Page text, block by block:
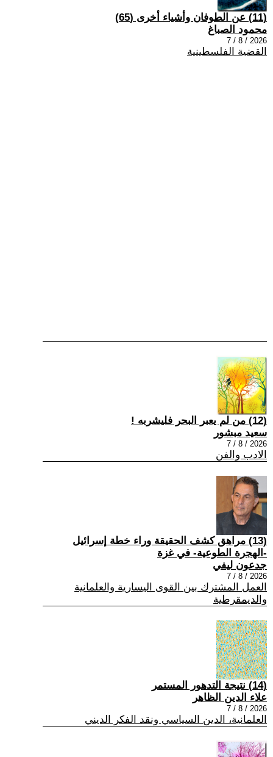
(11) عن الطوفان وأشياء أخرى (65)
محمود الصباغ
2026 / 8 / 7
القضية الفلسطينية
(12) من لم يعبر البحر فليشربه !
سعيد مبشور
2026 / 8 / 7
الادب والفن
(13) مراهق كشف الحقيقة وراء خطة إسرائيل
-الهجرة الطوعية- في غزة
جدعون ليفي
2026 / 8 / 7
العمل المشترك بين القوى اليسارية والعلمانية
والديمقرطية
(14) نتيجة التدهور المستمر
علاء الدين الظاهر
2026 / 8 / 7
العلمانية، الدين السياسي ونقد الفكر الديني